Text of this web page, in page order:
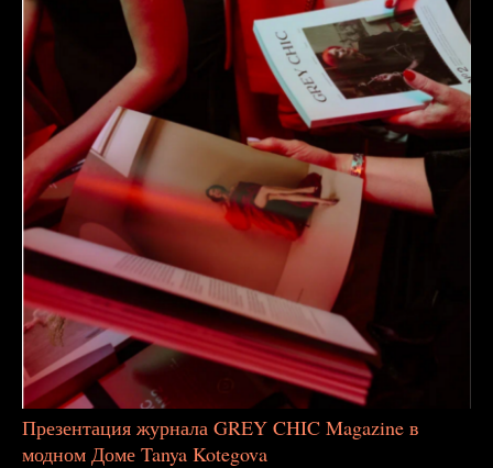
Презентация журнала GREY CHIC Magazine в
модном Доме Tanya Kotegova